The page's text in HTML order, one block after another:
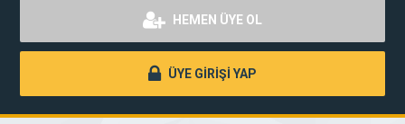
HEMEN ÜYE OL
ÜYE GİRİŞİ YAP